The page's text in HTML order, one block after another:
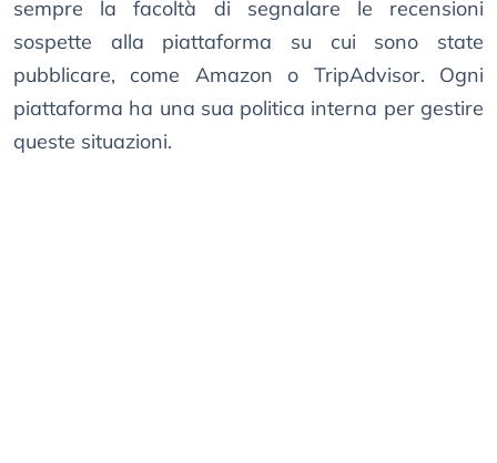
sempre la facoltà di segnalare le recensioni
sospette alla piattaforma su cui sono state
pubblicare, come Amazon o TripAdvisor. Ogni
piattaforma ha una sua politica interna per gestire
queste situazioni.